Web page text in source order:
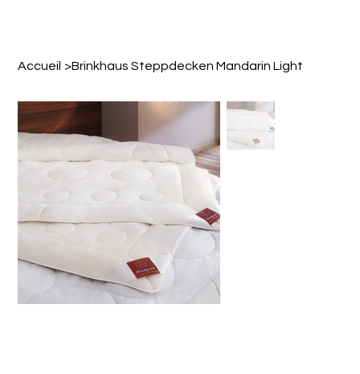
Accueil >Brinkhaus Steppdecken Mandarin Light